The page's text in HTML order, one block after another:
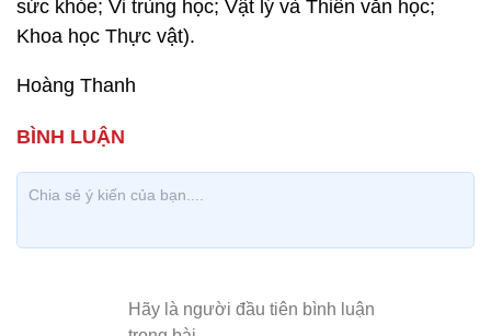
sức khỏe; Vi trùng học; Vật lý và Thiên văn học;
Khoa học Thực vật).
Hoàng Thanh